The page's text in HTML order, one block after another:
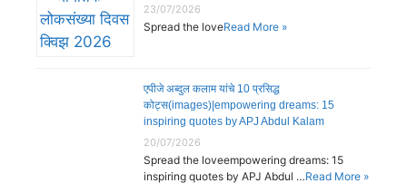
23/07/2026
Spread the loveRead More »
एपीजे अब्दुल कलाम यांचे 10 प्रसिद्ध
कोट्स(images)|empowering dreams: 15
inspiring quotes by APJ Abdul Kalam
20/07/2026
Spread the loveempowering dreams: 15
inspiring quotes by APJ Abdul …Read More »